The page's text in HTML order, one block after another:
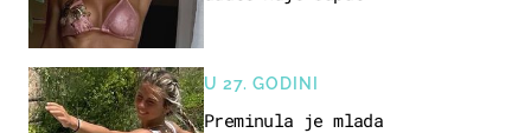
U 27. GODINI
Preminula je mlada